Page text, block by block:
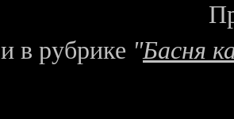
и в рубрике "Басня